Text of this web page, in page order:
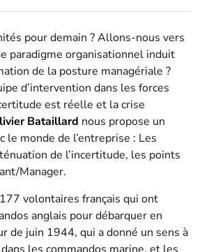
pour demain ? Allons-nous vers
paradigme organisationnel induit
de la posture managériale ?
d’intervention dans les forces
est réelle et la crise
Bataillard nous propose un
le monde de l’entreprise : Les
de l’incertitude, les points
Manager.
volontaires français qui ont
anglais pour débarquer en
de juin 1944, qui a donné un sens à